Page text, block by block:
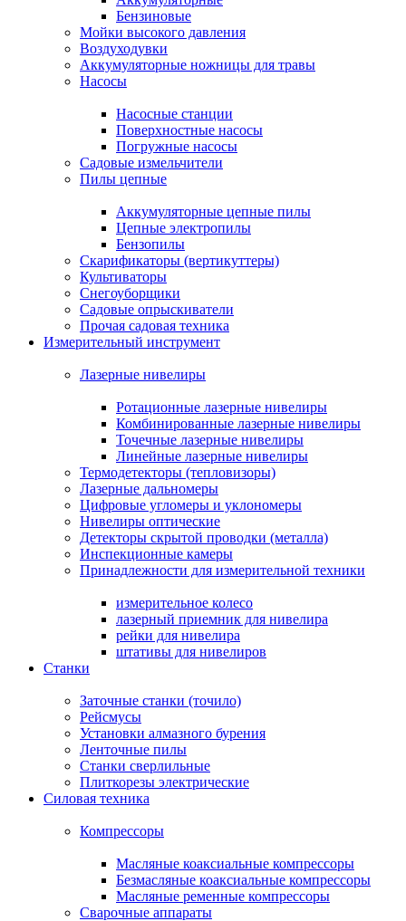
Бензиновые
Мойки высокого давления
Воздуходувки
Аккумуляторные ножницы для травы
Насосы
Насосные станции
Поверхностные насосы
Погружные насосы
Садовые измельчители
Пилы цепные
Аккумуляторные цепные пилы
Цепные электропилы
Бензопилы
Скарификаторы (вертикуттеры)
Культиваторы
Снегоуборщики
Садовые опрыскиватели
Прочая садовая техника
Измерительный инструмент
Лазерные нивелиры
Ротационные лазерные нивелиры
Комбинированные лазерные нивелиры
Точечные лазерные нивелиры
Линейные лазерные нивелиры
Термодетекторы (тепловизоры)
Лазерные дальномеры
Цифровые угломеры и уклономеры
Нивелиры оптические
Детекторы скрытой проводки (металла)
Инспекционные камеры
Принадлежности для измерительной техники
измерительное колесо
лазерный приемник для нивелира
рейки для нивелира
штативы для нивелиров
Станки
Заточные станки (точило)
Рейсмусы
Установки алмазного бурения
Ленточные пилы
Станки сверлильные
Плиткорезы электрические
Силовая техника
Компрессоры
Масляные коаксиальные компрессоры
Безмасляные коаксиальные компрессоры
Масляные ременные компрессоры
Сварочные аппараты